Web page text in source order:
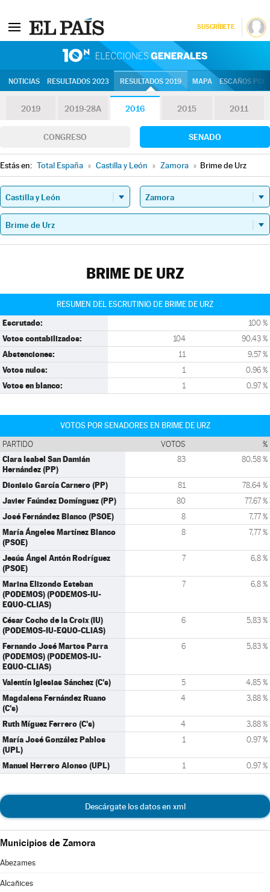
SUSCRÍBETE
NOTICIAS RESULTADOS 2023 RESULTADOS 2019 MAPA ESCAÑOS
2019 2019-28A 2016 2015 2011
CONGRESO SENADO
Estás en: Total España » Castilla y León » Zamora » Brime de Urz
BRIME DE URZ
RESUMEN DEL ESCRUTINIO DE BRIME DE URZ
Escrutado: 100 %
Votos contabilizados: 104 90,43 %
Abstenciones: 11 9,57 %
Votos nulos: 1 0,96 %
Votos en blanco: 1 0,97 %
VOTOS POR SENADORES EN BRIME DE URZ
PARTIDO VOTOS %
Clara Isabel San Damián
Hernández (PP)
83 80,58 %
Dionisio García Carnero (PP) 81 78,64 %
Javier Faúndez Domínguez (PP) 80 77,67 %
José Fernández Blanco (PSOE) 8 7,77 %
María Ángeles Martínez Blanco
(PSOE)
8 7,77 %
Jesús Ángel Antón Rodríguez
(PSOE)
7 6,8 %
Marina Elizondo Esteban
(PODEMOS) (PODEMOS-IU-
EQUO-CLIAS)
7 6,8 %
César Cocho de la Croix (IU)
(PODEMOS-IU-EQUO-CLIAS)
6 5,83 %
Fernando José Martos Parra
(PODEMOS) (PODEMOS-IU-
EQUO-CLIAS)
6 5,83 %
Valentín Iglesias Sánchez (C's) 5 4,85 %
Magdalena Fernández Ruano
(C's)
4 3,88 %
Ruth Míguez Ferrero (C's) 4 3,88 %
María José González Pablos
(UPL)
1 0,97 %
Manuel Herrero Alonso (UPL) 1 0,97 %
Descárgate los datos en xml
Municipios de Zamora
Abezames
Alcañices